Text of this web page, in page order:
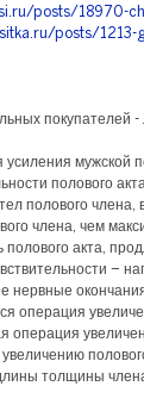
posts/18970-
posts/1213-
покупателей -
усиления мужской
полового
полового члена,
члена, чем
полового акта,
–
нервные
операция
операция
толщины